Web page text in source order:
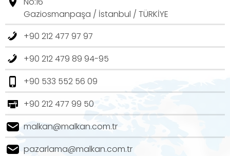
Gaziosmanpaşa / İstanbul / TÜRKİYE
+90 212 477 97 97
+90 212 479 89 94-95
+90 533 552 56 09
+90 212 477 99 50
malkan@malkan.com.tr
pazarlama@malkan.com.tr